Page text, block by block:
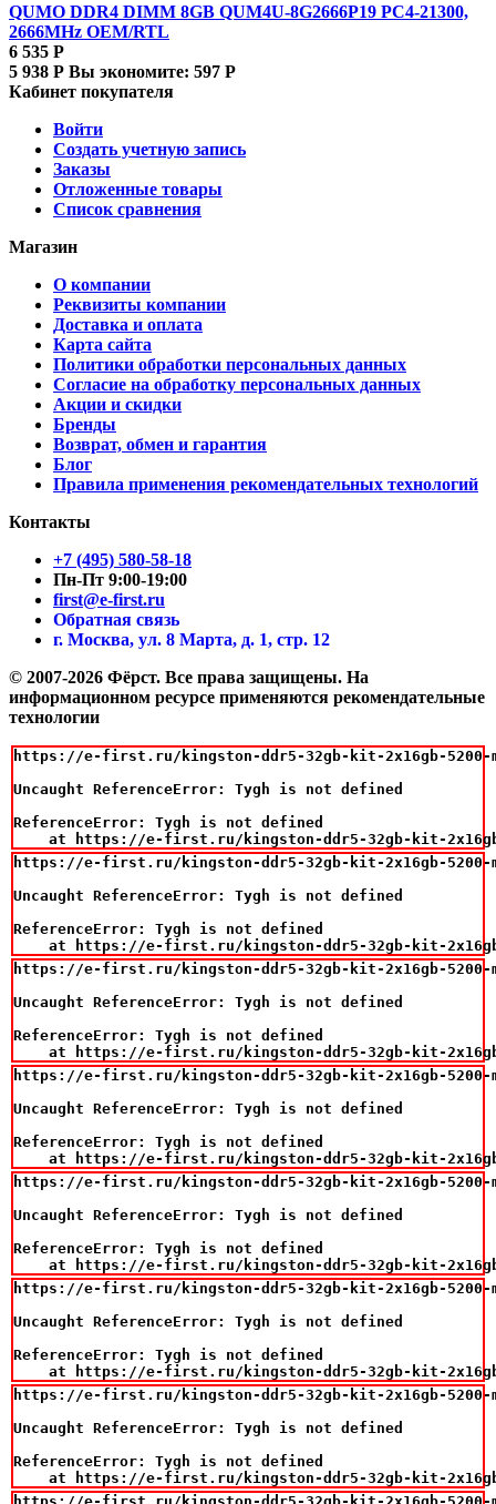
QUMO DDR4 DIMM 8GB QUM4U-8G2666P19 PC4-21300,
2666MHz OEM/RTL
6 535 Р
5 938 Р Вы экономите: 597 Р
Кабинет покупателя
Войти
Создать учетную запись
Заказы
Отложенные товары
Список сравнения
Магазин
О компании
Реквизиты компании
Доставка и оплата
Карта сайта
Политики обработки персональных данных
Согласие на обработку персональных данных
Акции и скидки
Бренды
Возврат, обмен и гарантия
Блог
Правила применения рекомендательных технологий
Контакты
+7 (495) 580-58-18
Пн-Пт 9:00-19:00
first@e-first.ru
Обратная связь
г. Москва, ул. 8 Марта, д. 1, стр. 12
© 2007-2026 Фёрст. Все права защищены. На
информационном ресурсе применяются рекомендательные
технологии
https://e-first.ru/kingston-ddr5-32gb-kit-2x16gb-5200-
Uncaught ReferenceError: Tygh is not defined
ReferenceError: Tygh is not defined
at https://e-first.ru/kingston-ddr5-32gb-kit-
https://e-first.ru/kingston-ddr5-32gb-kit-2x16gb-5200-
Uncaught ReferenceError: Tygh is not defined
ReferenceError: Tygh is not defined
at https://e-first.ru/kingston-ddr5-32gb-kit-
https://e-first.ru/kingston-ddr5-32gb-kit-2x16gb-5200-
Uncaught ReferenceError: Tygh is not defined
ReferenceError: Tygh is not defined
at https://e-first.ru/kingston-ddr5-32gb-kit-
https://e-first.ru/kingston-ddr5-32gb-kit-2x16gb-5200-
Uncaught ReferenceError: Tygh is not defined
ReferenceError: Tygh is not defined
at https://e-first.ru/kingston-ddr5-32gb-kit-
https://e-first.ru/kingston-ddr5-32gb-kit-2x16gb-5200-
Uncaught ReferenceError: Tygh is not defined
ReferenceError: Tygh is not defined
at https://e-first.ru/kingston-ddr5-32gb-kit-
https://e-first.ru/kingston-ddr5-32gb-kit-2x16gb-5200-
Uncaught ReferenceError: Tygh is not defined
ReferenceError: Tygh is not defined
at https://e-first.ru/kingston-ddr5-32gb-kit-
https://e-first.ru/kingston-ddr5-32gb-kit-2x16gb-5200-
Uncaught ReferenceError: Tygh is not defined
ReferenceError: Tygh is not defined
at https://e-first.ru/kingston-ddr5-32gb-kit-